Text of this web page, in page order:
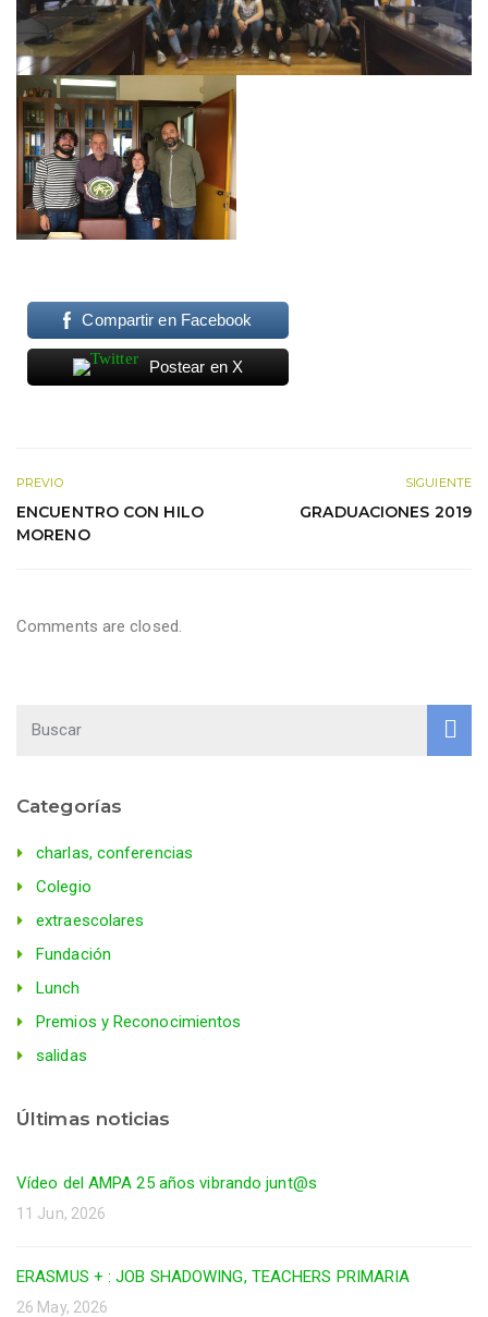
Compartir en Facebook
Postear en X
PREVIO
ENCUENTRO CON HILO
MORENO
SIGUIENTE
GRADUACIONES 2019
Comments are closed.
Categorías
charlas, conferencias
Colegio
extraescolares
Fundación
Lunch
Premios y Reconocimientos
salidas
Últimas noticias
Vídeo del AMPA 25 años vibrando junt@s
11 Jun, 2026
ERASMUS + : JOB SHADOWING, TEACHERS PRIMARIA
26 May, 2026